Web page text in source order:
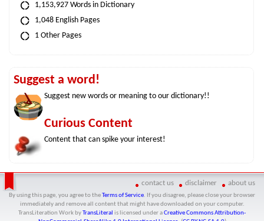
1,153,927 Words in Dictionary
1,048 English Pages
1 Other Pages
Suggest a word!
Suggest new words or meaning to our dictionary!!
Curious Content
Content that can spike your interest!
contact us disclaimer about us
By using this page, you agree to the Terms of Service. If you disagree, please close your browser
immediately and remove all content that might have downloaded on your computer.
TransLiteration Workby TransLiteral is licensed under aCreative Commons Attribution-